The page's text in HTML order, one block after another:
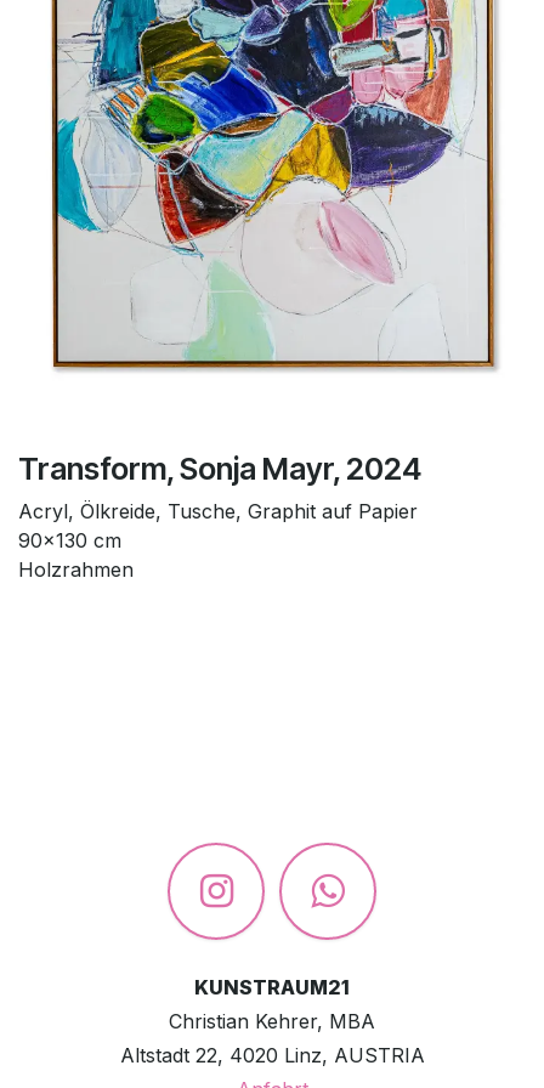
Transform, Sonja Mayr, 2024
Acryl, Ölkreide, Tusche, Graphit auf Papier
90x130 cm
Holzrahmen
KUNSTRAUM21
Christian Kehrer, MBA
Altstadt 22, 4020 Linz, AUSTRIA